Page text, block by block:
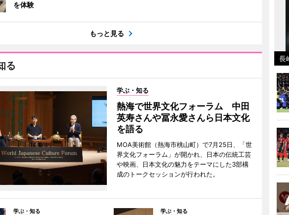
を体験
もっと見る
る
学ぶ・知る
熱海で世界文化フォーラム 中田
英寿さんや冨永愛さんら日本文化
を語る
MOA美術館（熱海市桃山町）で7月25日、「世
界文化フォーラム」が開かれ、日本の伝統工芸
や映画、日本文化の魅力をテーマにした3部構
成のトークセッションが行われた。
学ぶ・知る 学ぶ・知る
長